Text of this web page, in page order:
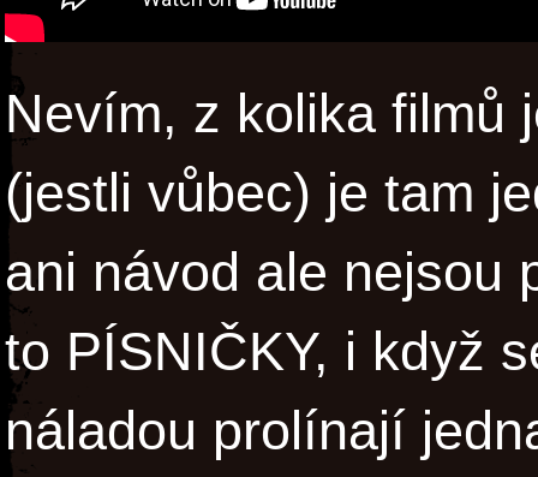
Nevím, z kolika filmů
(jestli vůbec) je tam
ani návod ale nejsou
to PÍSNIČKY, i když
náladou prolínají